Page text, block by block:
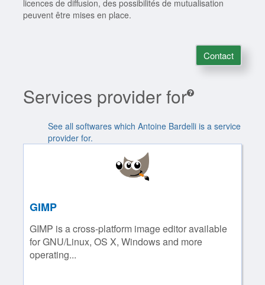
licences de diffusion, des possibilités de mutualisation
peuvent être mises en place.
Contact
Services provider for
See all softwares which Antoine Bardelli is a service
provider for.
GIMP
GIMP is a cross-platform image editor available
for GNU/Linux, OS X, Windows and more
operating...